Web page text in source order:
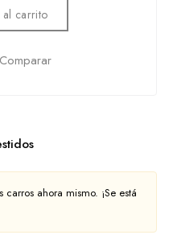
al carrito
carros ahora mismo. ¡Se está